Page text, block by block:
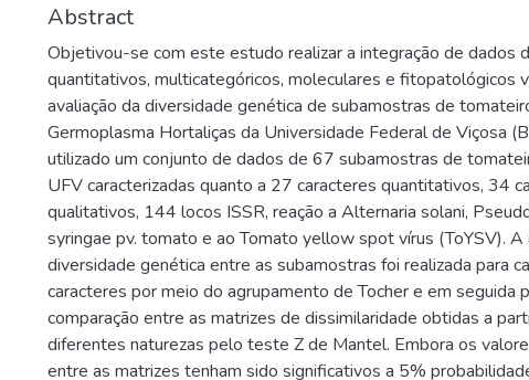
Abstract
Objetivou-se com este estudo realizar a integração de dados
quantitativos, multicategóricos, moleculares e fitopatológicos
avaliação da diversidade genética de subamostras de
Germoplasma Hortaliças da Universidade Federal de Viçosa
utilizado um conjunto de dados de 67 subamostras de
UFV caracterizadas quanto a 27 caracteres quantitativos, 34
qualitativos, 144 locos ISSR, reação a Alternaria solani,
syringae pv. tomato e ao Tomato yellow spot vírus (ToYSV). A
diversidade genética entre as subamostras foi realizada para
caracteres por meio do agrupamento de Tocher e em seguida
comparação entre as matrizes de dissimilaridade obtidas a
diferentes naturezas pelo teste Z de Mantel. Embora os
entre as matrizes tenham sido significativos a 5%